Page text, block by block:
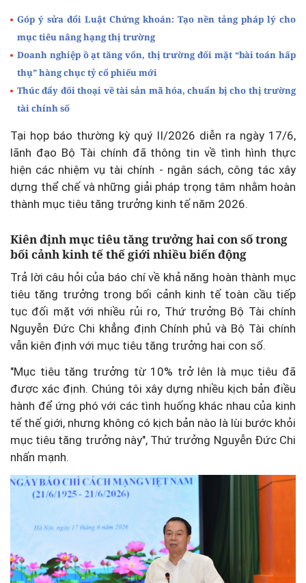
Góp ý sửa đổi Luật Chứng khoán: Tạo nền tảng pháp lý cho
mục tiêu nâng hạng thị trường
Doanh nghiệp ồ ạt tăng vốn, thị trường đối mặt “bài toán hấp
thụ” hàng chục tỷ cổ phiếu mới
Thúc đẩy đối thoại về tài sản mã hóa, chuẩn bị cho thị trường
tài chính số
Tại họp báo thường kỳ quý II/2026 diễn ra ngày 17/6,
lãnh đạo Bộ Tài chính đã thông tin về tình hình thực
hiện các nhiệm vụ tài chính - ngân sách, công tác xây
dựng thể chế và những giải pháp trọng tâm nhằm hoàn
thành mục tiêu tăng trưởng kinh tế năm 2026.
Kiên định mục tiêu tăng trưởng hai con số trong
bối cảnh kinh tế thế giới nhiều biến động
Trả lời câu hỏi của báo chí về khả năng hoàn thành mục
tiêu tăng trưởng trong bối cảnh kinh tế toàn cầu tiếp
tục đối mặt với nhiều rủi ro, Thứ trưởng Bộ Tài chính
Nguyễn Đức Chi khẳng định Chính phủ và Bộ Tài chính
vẫn kiên định với mục tiêu tăng trưởng hai con số.
"Mục tiêu tăng trưởng từ 10% trở lên là mục tiêu đã
được xác định. Chúng tôi xây dựng nhiều kịch bản điều
hành để ứng phó với các tình huống khác nhau của kinh
tế thế giới, nhưng không có kịch bản nào là lùi bước khỏi
mục tiêu tăng trưởng này", Thứ trưởng Nguyễn Đức Chi
nhấn mạnh.